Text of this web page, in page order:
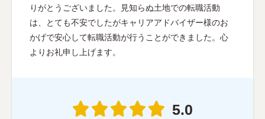
りがとうございました。見知らぬ土地での転職活動
は、とても不安でしたがキャリアアドバイザー様のお
かげで安心して転職活動が行うことができました。心
よりお礼申し上げます。
5.0